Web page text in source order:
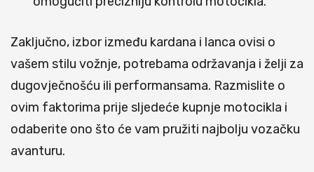
Zaključno, izbor između kardana i lanca ovisi o
vašem stilu vožnje, potrebama održavanja i želji za
dugovječnošću ili performansama. Razmislite o
ovim faktorima prije sljedeće kupnje motocikla i
odaberite ono što će vam pružiti najbolju vozačku
avanturu.